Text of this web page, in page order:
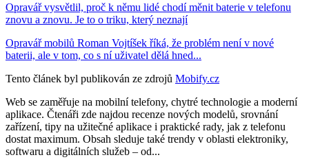
Opravář vysvětlil, proč k němu lidé chodí měnit baterie v telefonu
znovu a znovu. Je to o triku, který neznají
Opravář mobilů Roman Vojtíšek říká, že problém není v nové
baterii, ale v tom, co s ní uživatel dělá hned...
Tento článek byl publikován ze zdrojů Mobify.cz
Web se zaměřuje na mobilní telefony, chytré technologie a moderní
aplikace. Čtenáři zde najdou recenze nových modelů, srovnání
zařízení, tipy na užitečné aplikace i praktické rady, jak z telefonu
dostat maximum. Obsah sleduje také trendy v oblasti elektroniky,
softwaru a digitálních služeb – od...